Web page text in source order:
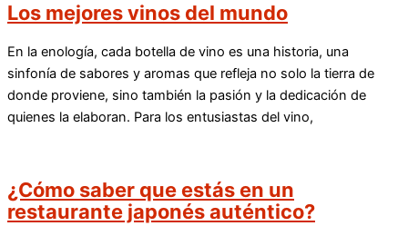
Los mejores vinos del mundo
En la enología, cada botella de vino es una historia, una
sinfonía de sabores y aromas que refleja no solo la tierra de
donde proviene, sino también la pasión y la dedicación de
quienes la elaboran. Para los entusiastas del vino,
¿Cómo saber que estás en un
restaurante japonés auténtico?